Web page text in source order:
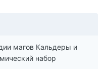
магов Кальдеры и
набор